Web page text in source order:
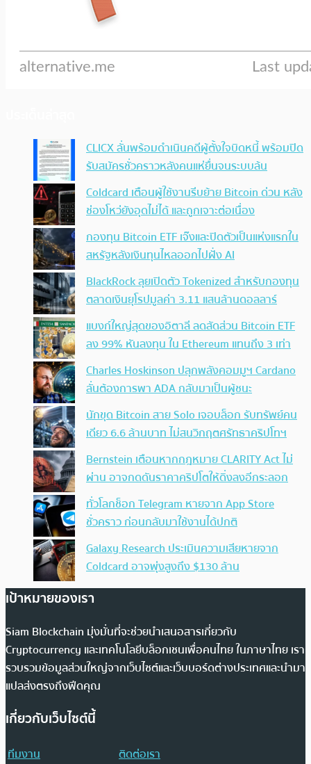
CLICX ลั่นพร้อมดำเนินคดีผู้ตั้งใจบิดหนี้ พร้อมปิด
รับสมัครชั่วคราวหลังคนแห่ยื่นจนระบบล้น
Coldcard เตือนผู้ใช้งานรีบย้าย Bitcoin ด่วน หลัง
ช่องโหว่ยังอุดไม่ได้ และถูกเจาะต่อเนื่อง
กองทุน Bitcoin ETF เจ๊งและปิดตัวเป็นแห่งแรกใน
สหรัฐหลังเงินทุนไหลออกไปฝั่ง AI
BlackRock ลุยเปิดตัว Tokenized สำหรับกองทุน
ตลาดเงินยุโรปมูลค่า 3.11 แสนล้านดอลลาร์
แบงก์ใหญ่สุดของอิตาลี ลดสัดส่วน Bitcoin ETF
ลง 99% หันลงทุน ใน Ethereum แทนถึง 3 เท่า
Charles Hoskinson ปลุกพลังคอมมูฯ Cardano
ลั่นต้องการพา ADA กลับมาเป็นผู้ชนะ
นักขุด Bitcoin สาย Solo เจอบล็อก รับทรัพย์คน
เดียว 6.6 ล้านบาท ไม่สนวิกฤตศรัทธาคริปโทฯ
Bernstein เตือนหากกฎหมาย CLARITY Act ไม่
ผ่าน อาจกดดันราคาคริปโตให้ดิ่งลงอีกระลอก
ทั่วโลกช็อก Telegram หายจาก App Store
ชั่วคราว ก่อนกลับมาใช้งานได้ปกติ
Galaxy Research ประเมินความเสียหายจาก
Coldcard อาจพุ่งสูงถึง $130 ล้าน
เป้าหมายของเรา
Siam Blockchain มุ่งมั่นที่จะช่วยนำเสนอสารเกี่ยวกับ
Cryptocurrency และเทคโนโลยีบล็อกเชนเพื่อคนไทย ในภาษาไทย เรา
รวบรวมข้อมูลส่วนใหญ่จากเว็บไซต์และเว็บบอร์ดต่างประเทศและนำมา
แปลส่งตรงถึงฟีดคุณ
เกี่ยวกับเว็บไซต์นี้
ทีมงาน
ติดต่อเรา